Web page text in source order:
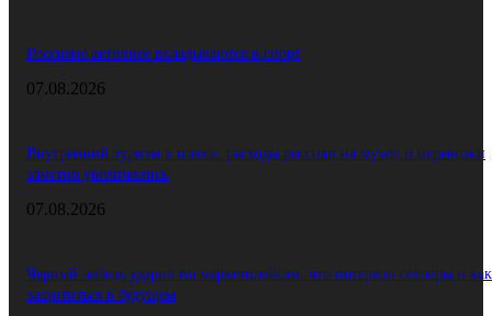
Россияне активнее вкладываются в спорт
07.08.2026
Внутренний туризм в плюсе: расходы россиян на музеи и перевозки
заметно увеличились
07.08.2026
Черный лебедь ударил по маркетплейсам: что потеряли селлеры и как
защититься в будущем